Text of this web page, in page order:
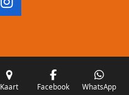
I
A
G
R
Kaart Facebook WhatsApp